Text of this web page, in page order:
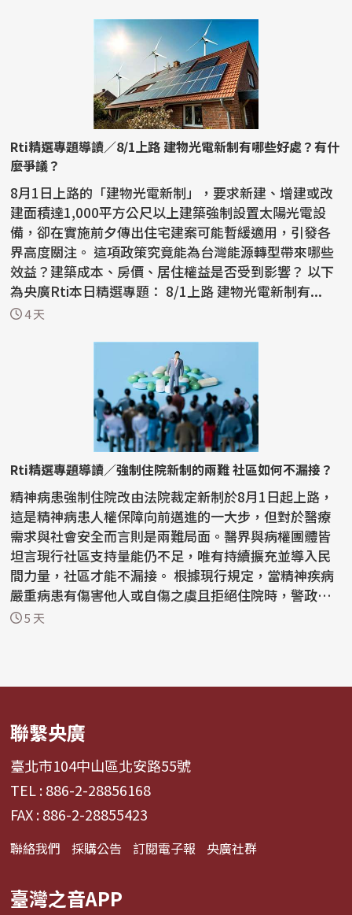
Rti精選專題導讀／8/1上路 建物光電新制有哪些好處？有什
麼爭議？
8月1日上路的「建物光電新制」，要求新建、增建或改
建面積達1,000平方公尺以上建築強制設置太陽光電設
備，卻在實施前夕傳出住宅建案可能暫緩適用，引發各
界高度關注。 這項政策究竟能為台灣能源轉型帶來哪些
效益？建築成本、房價、居住權益是否受到影響？ 以下
為央廣Rti本日精選專題： 8/1上路 建物光電新制有...
4 天
Rti精選專題導讀／強制住院新制的兩難 社區如何不漏接？
精神病患強制住院改由法院裁定新制於8月1日起上路，
這是精神病患人權保障向前邁進的一大步，但對於醫療
需求與社會安全而言則是兩難局面。醫界與病權團體皆
坦言現行社區支持量能仍不足，唯有持續擴充並導入民
間力量，社區才能不漏接。 根據現行規定，當精神疾病
嚴重病患有傷害他人或自傷之虞且拒絕住院時，警政、
衛政...
5 天
聯繫央廣
臺北市104中山區北安路55號
TEL : 886-2-28856168
FAX : 886-2-28855423
聯絡我們 採購公告 訂閱電子報 央廣社群
臺灣之音APP